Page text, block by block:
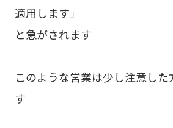
適用します」
と急がされます
このような営業は少し注意した
す